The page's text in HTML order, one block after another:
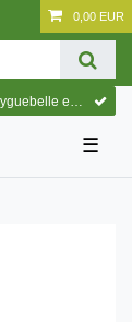
0,00 EUR
Sommerdrinks.
☰